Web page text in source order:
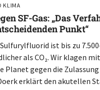
SF-Gas: „Das
Punkt“
KLIMA
ist bis zu
als CO₂. Wir klagen
Planet gegen die Zulassung
erklärt den akutellen